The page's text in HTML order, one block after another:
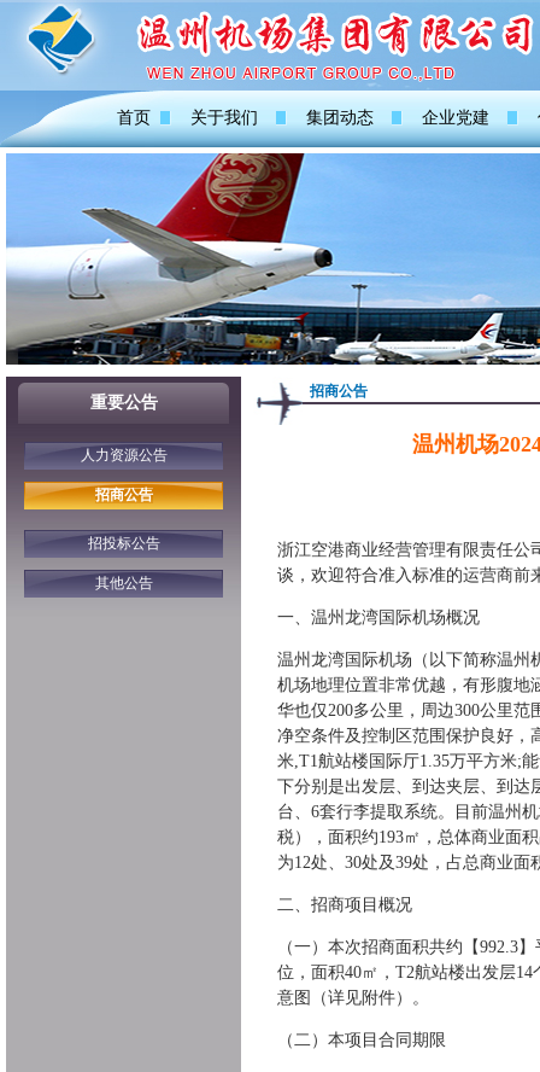
首页 关于我们 集团动态 企业党建
重要公告
人力资源公告
招商公告
招投标公告
其他公告
招商公告
温州机场
浙江空港商业经营管理有限责任公
谈，欢迎符合准入标准的运营商前
一、温州龙湾国际机场概况
温州龙湾国际机场（以下简称温州
机场地理位置非常优越，有形腹地
华也仅200多公里，周边300公里
净空条件及控制区范围保护良好，
米,T1航站楼国际厅1.35万平方米;
下分别是出发层、到达夹层、到达
台、6套行李提取系统。目前温州
税），面积约193㎡，总体商业面
为12处、30处及39处，占总商业
二、招商项目概况
（一）本次招商面积共约【992.3
位，面积40㎡，T2航站楼出发层
意图（详见附件）。
（二）本项目合同期限